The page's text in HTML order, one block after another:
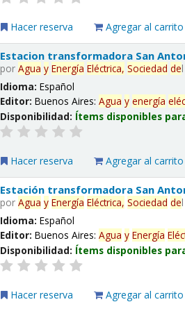
Hacer reserva Agregar al carrito
Estacion transformadora San
porAgua y Energía Eléctrica, Sociedad de
Idioma:Español
Editor:Buenos Aires:Agua y energía
Disponibilidad: Ítems disponibles
Hacer reserva Agregar al carrito
Estación transformadora San
porAgua y Energía Eléctrica, Sociedad de
Idioma:Español
Editor:Buenos Aires:Agua y Energía
Disponibilidad: Ítems disponibles
Hacer reserva Agregar al carrito